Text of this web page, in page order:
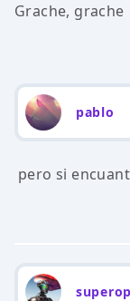
Grache, grache
pablo
pero si
superop